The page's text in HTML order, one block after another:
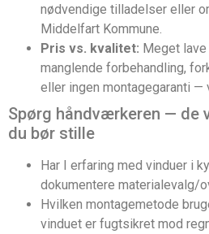
nødvendige tilladelser eller
Middelfart Kommune.
Pris vs. kvalitet: Meget
manglende forbehandling,
eller ingen montagegaranti —
Spørg håndværkeren — de
du bør stille
Har I erfaring med vinduer i
dokumentere materialevalg/
Hvilken montagemetode
vinduet er fugtsikret mod